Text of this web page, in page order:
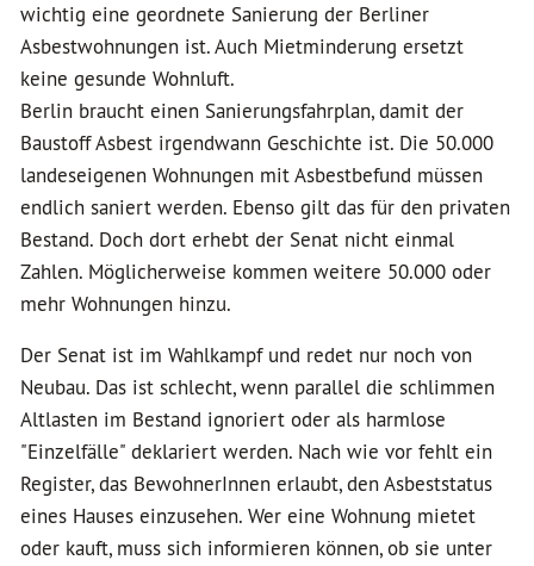
wichtig eine geordnete Sanierung der Berliner
Asbestwohnungen ist. Auch Mietminderung ersetzt
keine gesunde Wohnluft.
Berlin braucht einen Sanierungsfahrplan, damit der
Baustoff Asbest irgendwann Geschichte ist. Die 50.000
landeseigenen Wohnungen mit Asbestbefund müssen
endlich saniert werden. Ebenso gilt das für den privaten
Bestand. Doch dort erhebt der Senat nicht einmal
Zahlen. Möglicherweise kommen weitere 50.000 oder
mehr Wohnungen hinzu.
Der Senat ist im Wahlkampf und redet nur noch von
Neubau. Das ist schlecht, wenn parallel die schlimmen
Altlasten im Bestand ignoriert oder als harmlose
"Einzelfälle" deklariert werden. Nach wie vor fehlt ein
Register, das BewohnerInnen erlaubt, den Asbeststatus
eines Hauses einzusehen. Wer eine Wohnung mietet
oder kauft, muss sich informieren können, ob sie unter